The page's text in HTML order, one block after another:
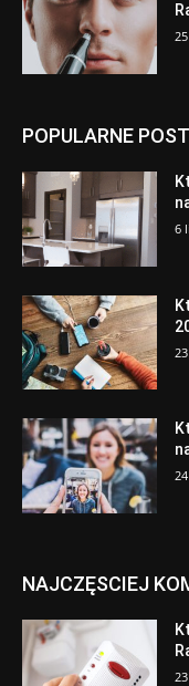
POPULARNE
6
NAJCZĘSCIEJ